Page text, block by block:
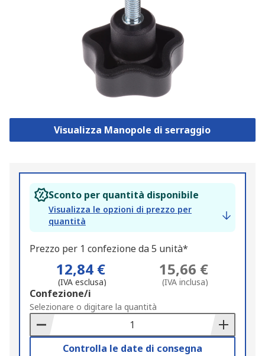
Visualizza Manopole di serraggio
Sconto per quantità disponibile
Visualizza le opzioni di prezzo per
quantità
Prezzo per 1 confezione da 5 unità*
12,84 €
(IVA esclusa)
15,66 €
(IVA inclusa)
Add
to
Basket
Confezione/i
Selezionare o digitare la quantità
Controlla le date di consegna